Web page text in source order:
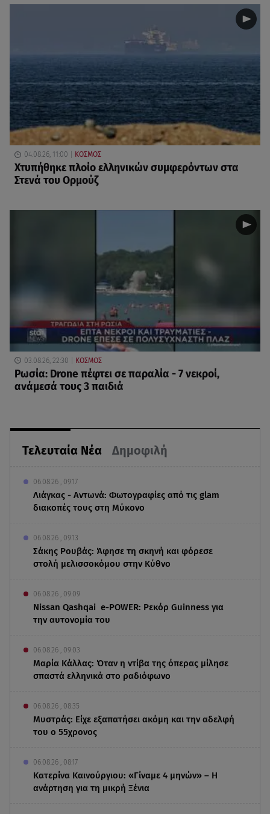
Τελευταία Νέα Δημοφιλή
06.08.26 , 09:17
Λιάγκας - Αντωνά: Φωτογραφίες από τις glam
διακοπές τους στη Μύκονο
06.08.26 , 09:13
Σάκης Ρουβάς: Άφησε τη σκηνή και φόρεσε
στολή μελισσοκόμου στην Κύθνο
06.08.26 , 09:09
Nissan Qashqai e-POWER: Ρεκόρ Guinness για
την αυτονομία του
06.08.26 , 09:03
Μαρία Κάλλας: Όταν η ντίβα της όπερας μίλησε
σπαστά ελληνικά στο ραδιόφωνο
06.08.26 , 08:35
Μυστράς: Είχε εξαπατήσει ακόμη και την αδελφή
του ο 55χρονος
06.08.26 , 08:17
Κατερίνα Καινούργιου: «Γίναμε 4 μηνών» – Η
ανάρτηση για τη μικρή Ξένια
04.08.26, 11:00 ΚΟΣΜΟΣ
Χτυπήθηκε πλοίο ελληνικών συμφερόντων στα
Στενά του Ορμούζ
03.08.26, 22:30 ΚΟΣΜΟΣ
Ρωσία: Drone πέφτει σε παραλία - 7 νεκροί,
ανάμεσά τους 3 παιδιά